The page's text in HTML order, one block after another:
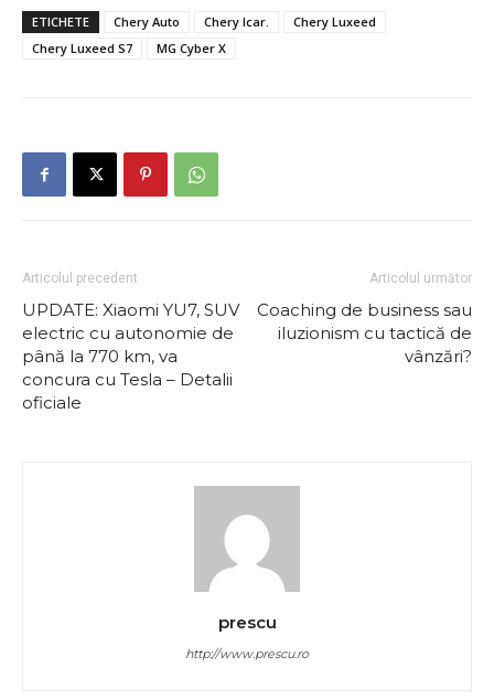
ETICHETE Chery Auto Chery Icar.
Chery Luxeed
Chery Luxeed S7
MG Cyber X
Articolul precedent
UPDATE: Xiaomi YU7, SUV
electric cu autonomie de
până la 770 km, va
concura cu Tesla – Detalii
oficiale
Articolul următor
Coaching de business sau
iluzionism cu tactică de
vânzări?
prescu
http://www.prescu.ro